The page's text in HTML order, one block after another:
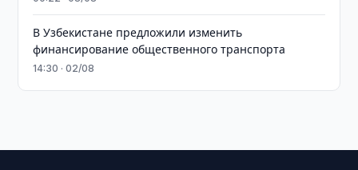
В Узбекистане предложили изменить
финансирование общественного транспорта
14:30 · 02/08